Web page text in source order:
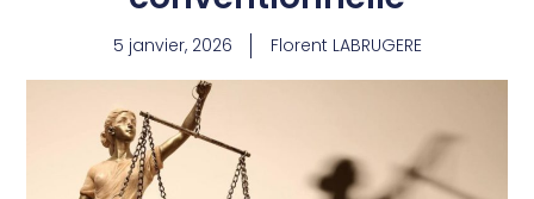
5 janvier, 2026 Florent LABRUGERE